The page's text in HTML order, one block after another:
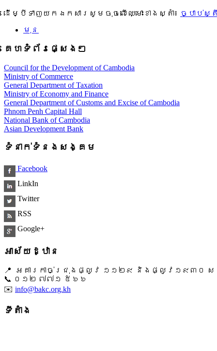
ដើម្បីទាញយកឯកសារសូមចុចលើឈ្មោះខាងស្តាំ៖ ច្បាប់
មុន
គេហទំព័រផ្សេងៗ
Council for the Development of Cambodia
Ministry of Commerce
General Department of Taxation
Ministry of Economy and Finance
General Department of Customs and Excise of Cambodia
Phnom Penh Capital Hall
National Bank of Cambodia
Asian Development Bank
ទំនាក់ទំនងសង្គម
Facebook
LinkIn
Twitter
RSS
Google+
អាស័យដ្ឋាន
📍 អគារកាច់ជ្រុងផ្លូវ ១១២៩ និងផ្លូវ១៩៣០ ស
📞 ​០១២ ៧៧១ ៥៦៦
✉️ info@bakc.org.kh
ទីតាំង